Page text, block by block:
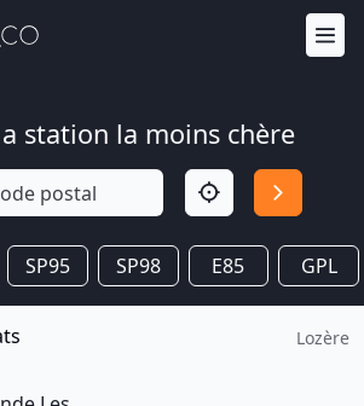
station la moins chère
SP95 SP98 E85 GPL
Lozère